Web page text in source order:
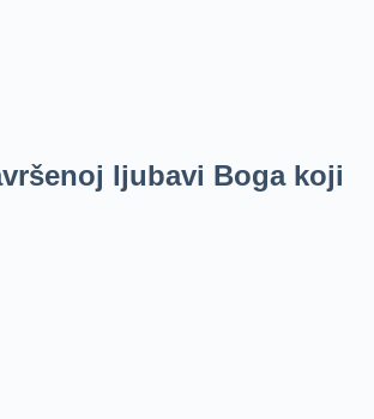
ljubavi Boga koji